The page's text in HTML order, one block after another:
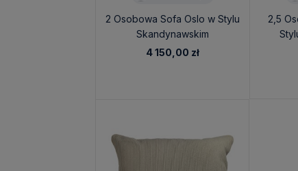
2 Osobowa Sofa Oslo w Stylu
Skandynawskim
180x104x87cm - Sofa
4 150,00 zł
2,5